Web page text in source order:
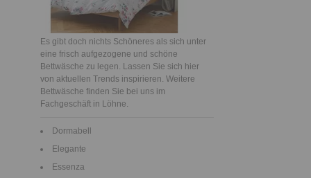
Es gibt doch nichts Schöneres als sich unter
eine frisch aufgezogene und schöne
Bettwäsche zu legen. Lassen Sie sich hier
von aktuellen Trends inspirieren. Weitere
Bettwäsche finden Sie bei uns im
Fachgeschäft in Löhne.
Dormabell
Elegante
Essenza